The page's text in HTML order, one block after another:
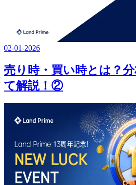
02-01-2026
売り時・買い時とは？
て解説！②